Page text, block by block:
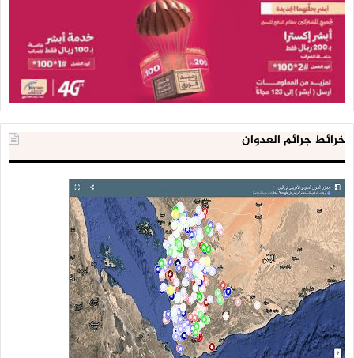
خرائط جرائم العدوان